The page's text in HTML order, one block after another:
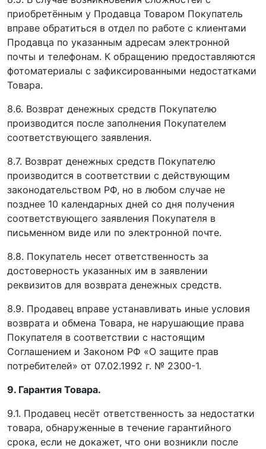
приобретённым у Продавца Товаром Покупатель
вправе обратиться в отдел по работе с клиентами
Продавца по указанным адресам электронной
почты и телефонам. К обращению предоставляются
фотоматериалы с зафиксированными недостатками
Товара.
8.6. Возврат денежных средств Покупателю
производится после заполнения Покупателем
соответствующего заявления.
8.7. Возврат денежных средств Покупателю
производится в соответствии с действующим
законодательством РФ, но в любом случае не
позднее 10 календарных дней со дня получения
соответствующего заявления Покупателя в
письменном виде или по электронной почте.
8.8. Покупатель несет ответственность за
достоверность указанных им в заявлении
реквизитов для возврата денежных средств.
8.9. Продавец вправе устанавливать иные условия
возврата и обмена Товара, не нарушающие права
Покупателя в соответствии с настоящим
Соглашением и Законом РФ «О защите прав
потребителей» от 07.02.1992 г. № 2300-1.
9. Гарантия Товара.
9.1. Продавец несёт ответственность за недостатки
товара, обнаруженные в течение гарантийного
срока, если не докажет, что они возникли после